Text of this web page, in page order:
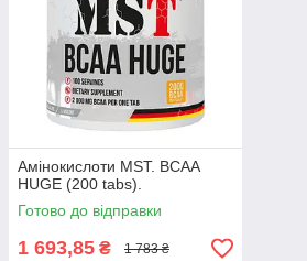
Амінокислоти MST. BCAA
HUGE (200 tabs).
Готово до відправки
1 693,85 ₴ 1 783 ₴